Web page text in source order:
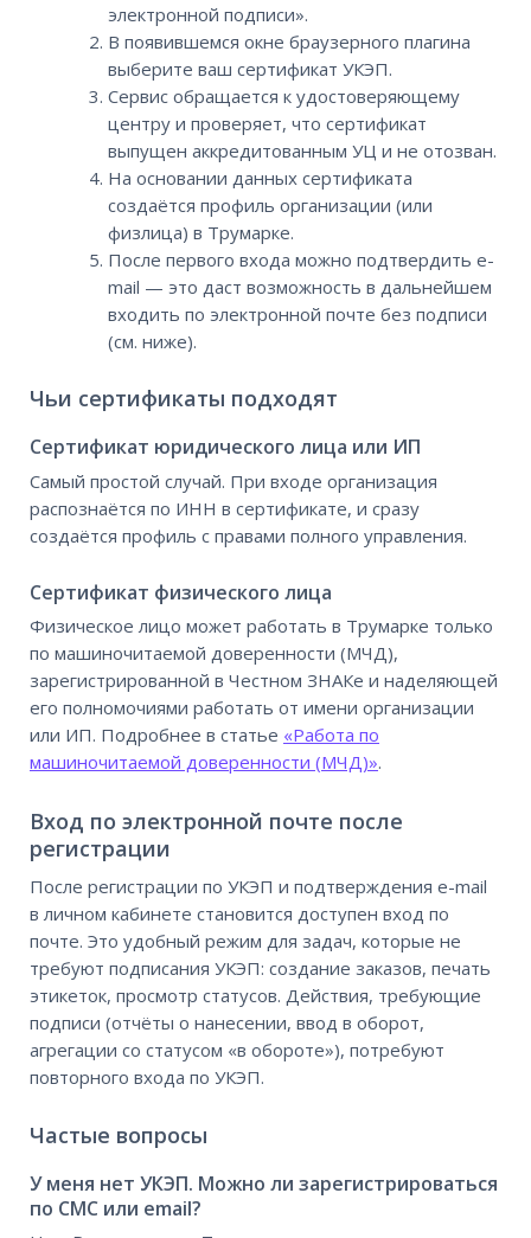
электронной подписи».
В появившемся окне браузерного плагина
выберите ваш сертификат УКЭП.
Сервис обращается к удостоверяющему
центру и проверяет, что сертификат
выпущен аккредитованным УЦ и не отозван.
На основании данных сертификата
создаётся профиль организации (или
физлица) в Трумарке.
После первого входа можно подтвердить e-
mail — это даст возможность в дальнейшем
входить по электронной почте без подписи
(см. ниже).
Чьи сертификаты подходят
Сертификат юридического лица или ИП
Самый простой случай. При входе организация
распознаётся по ИНН в сертификате, и сразу
создаётся профиль с правами полного управления.
Сертификат физического лица
Физическое лицо может работать в Трумарке только
по машиночитаемой доверенности (МЧД),
зарегистрированной в Честном ЗНАКе и наделяющей
его полномочиями работать от имени организации
или ИП. Подробнее в статье «Работа по
машиночитаемой доверенности (МЧД)».
Вход по электронной почте после
регистрации
После регистрации по УКЭП и подтверждения e-mail
в личном кабинете становится доступен вход по
почте. Это удобный режим для задач, которые не
требуют подписания УКЭП: создание заказов, печать
этикеток, просмотр статусов. Действия, требующие
подписи (отчёты о нанесении, ввод в оборот,
агрегации со статусом «в обороте»), потребуют
повторного входа по УКЭП.
Частые вопросы
У меня нет УКЭП. Можно ли зарегистрироваться
по СМС или email?